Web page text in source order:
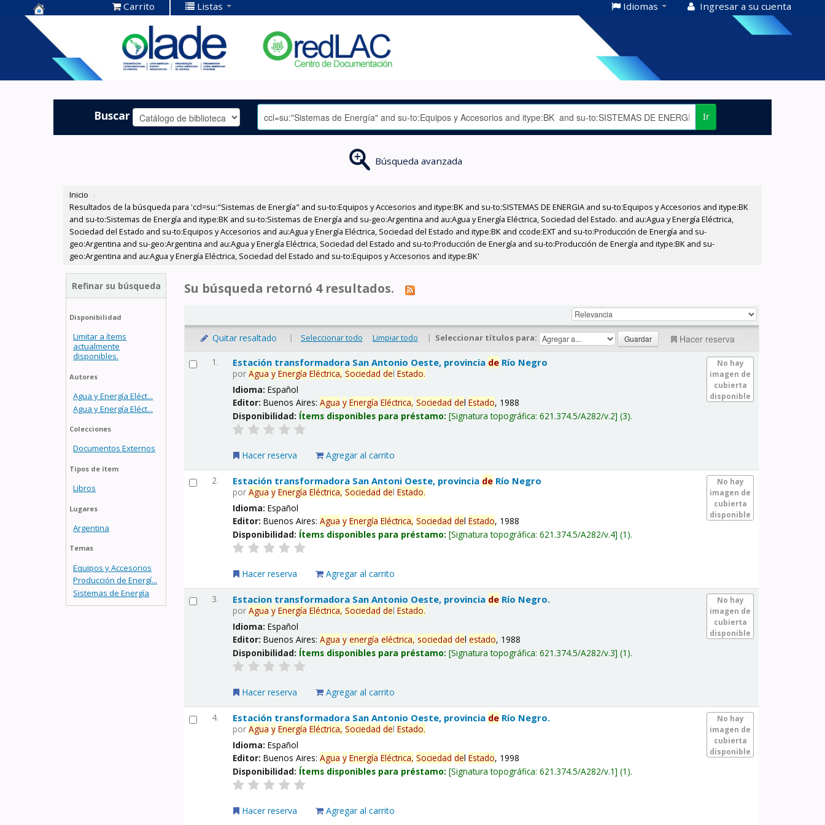
Centro de
Documentación
OLADE -
Carrito Listas Idiomas Ingresar a su cuenta
Buscar Ir
Búsqueda avanzada
Inicio ›
Resultados de la búsqueda para 'ccl=su:"Sistemas de Energía" and su-to:Equipos y Accesorios and itype:BK and su-to:SISTEMAS DE ENERGIA and su-to:Equipos y Accesorios and itype:BK
and su-to:Sistemas de Energía and itype:BK and su-to:Sistemas de Energía and su-geo:Argentina and au:Agua y Energía Eléctrica, Sociedad del Estado. and au:Agua y Energía Eléctrica,
Sociedad del Estado and su-to:Equipos y Accesorios and au:Agua y Energía Eléctrica, Sociedad del Estado and itype:BK and ccode:EXT and su-to:Producción de Energía and su-
geo:Argentina and su-geo:Argentina and au:Agua y Energía Eléctrica, Sociedad del Estado and su-to:Producción de Energía and su-to:Producción de Energía and itype:BK and su-
geo:Argentina and au:Agua y Energía Eléctrica, Sociedad del Estado and su-to:Equipos y Accesorios and itype:BK'
Refinar su búsqueda
Disponibilidad
Limitar a ítems
actualmente
disponibles.
Autores
Agua y Energía Eléct...
Agua y Energía Eléct...
Colecciones
Documentos Externos
Tipos de ítem
Libros
Lugares
Argentina
Temas
Equipos y Accesorios
Producción de Energí...
Sistemas de Energía
Su búsqueda retornó 4 resultados.
Quitar resaltado | Seleccionar todo Limpiar todo | Seleccionar títulos para: Hacer reserva
1.
No hay
imagen de
cubierta
disponible
Estación transformadora San Antonio Oeste, provincia de Río Negro
porAgua y Energía Eléctrica, Sociedad delEstado.
Idioma:Español
Editor:Buenos Aires:Agua y Energía Eléctrica, Sociedad delEstado, 1988
Disponibilidad: Ítems disponibles para préstamo: Signatura topográfica:621.374.5/A282/v.2 (3).
Hacer reserva Agregar al carrito
2.
No hay
imagen de
cubierta
disponible
Estación transformadora San Antoni Oeste, provincia de Río Negro
porAgua y Energía Eléctrica, Sociedad delEstado.
Idioma:Español
Editor:Buenos Aires:Agua y Energía Eléctrica, Sociedad delEstado, 1988
Disponibilidad: Ítems disponibles para préstamo: Signatura topográfica:621.374.5/A282/v.4 (1).
Hacer reserva Agregar al carrito
3.
No hay
imagen de
cubierta
disponible
Estacion transformadora San Antonio Oeste, provincia de Río Negro.
porAgua y Energía Eléctrica, Sociedad delEstado.
Idioma:Español
Editor:Buenos Aires:Agua y energía eléctrica, sociedad delestado, 1988
Disponibilidad: Ítems disponibles para préstamo: Signatura topográfica:621.374.5/A282/v.3 (1).
Hacer reserva Agregar al carrito
4.
No hay
imagen de
cubierta
disponible
Estación transformadora San Antonio Oeste, provincia de Río Negro.
porAgua y Energía Eléctrica, Sociedad delEstado.
Idioma:Español
Editor:Buenos Aires:Agua y Energía Eléctrica, Sociedad delEstado, 1998
Disponibilidad: Ítems disponibles para préstamo: Signatura topográfica:621.374.5/A282/v.1 (1).
Hacer reserva Agregar al carrito